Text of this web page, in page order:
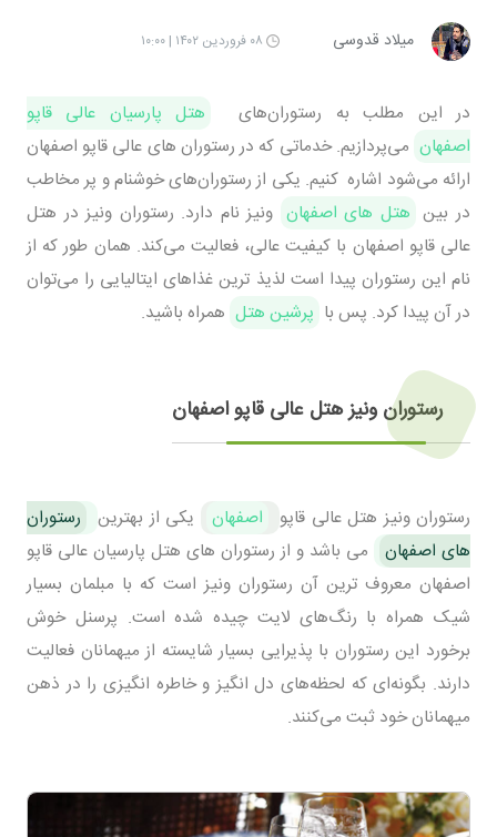
میلاد قدوسی ۰۸ فروردین ۱۴۰۲ | ۱۰:۰۰
در این مطلب به رستوران‌های
هتل پارسیان عالی قاپو
اصفهان می‌پردازیم. خدماتی که در رستوران های عالی قاپو اصفهان
ارائه می‌شود اشاره کنیم. یکی از رستوران‌های خوشنام و پر مخاطب
در بین هتل های اصفهان ونیز نام دارد. رستوران ونیز در هتل
عالی قاپو اصفهان با کیفیت عالی، فعالیت می‌کند. همان طور که از
نام این رستوران پیدا است لذیذ ترین غذاهای ایتالیایی را می‌توان
در آن پیدا کرد. پس با پرشین هتل همراه باشید.
رستوران ونیز هتل عالی قاپو اصفهان
رستوران ونیز هتل عالی قاپو اصفهان یکی از بهترین
رستوران
های اصفهان
می باشد و از رستوران های هتل پارسیان عالی قاپو
اصفهان معروف ترین آن رستوران ونیز است که با مبلمان بسیار
شیک همراه با رنگ‌های لایت چیده شده است. پرسنل خوش
برخورد این رستوران با پذیرایی بسیار شایسته از میهمانان فعالیت
دارند. بگونه‌ای که لحظه‌های دل انگیز و خاطره انگیزی را در ذهن
میهمانان خود ثبت می‌کنند.